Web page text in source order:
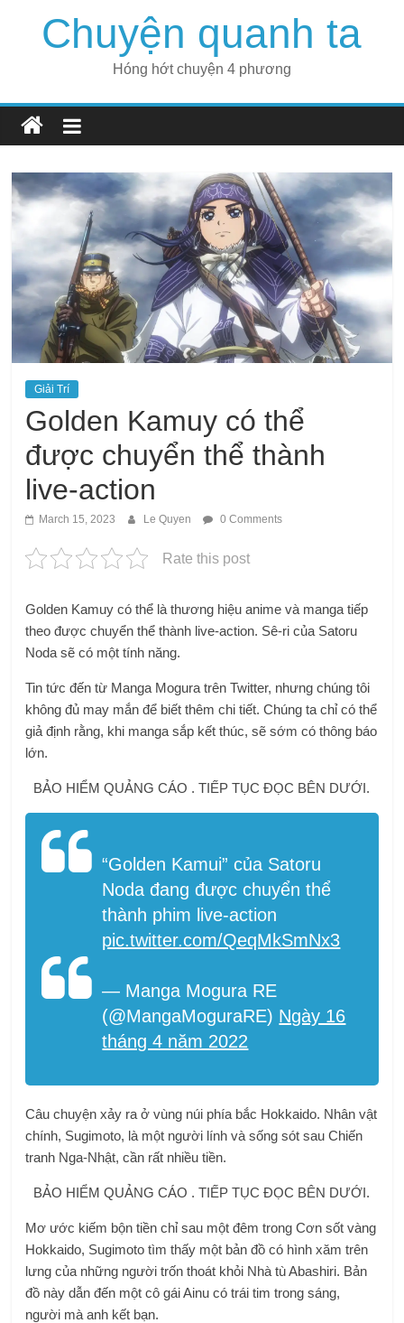
Chuyện quanh ta
Hóng hớt chuyện 4 phương
Giải Trí
Golden Kamuy có thể
được chuyển thể thành
live-action
March 15, 2023 Le Quyen 0 Comments
Rate this post
Golden Kamuy có thể là thương hiệu anime và manga tiếp
theo được chuyển thể thành live-action. Sê-ri của Satoru
Noda sẽ có một tính năng.
Tin tức đến từ Manga Mogura trên Twitter, nhưng chúng tôi
không đủ may mắn để biết thêm chi tiết. Chúng ta chỉ có thể
giả định rằng, khi manga sắp kết thúc, sẽ sớm có thông báo
lớn.
BẢO HIỂM QUẢNG CÁO . TIẾP TỤC ĐỌC BÊN DƯỚI.
“Golden Kamui” của Satoru
Noda đang được chuyển thể
thành phim live-action
pic.twitter.com/QeqMkSmNx3
— Manga Mogura RE
(@MangaMoguraRE) Ngày 16
tháng 4 năm 2022
Câu chuyện xảy ra ở vùng núi phía bắc Hokkaido. Nhân vật
chính, Sugimoto, là một người lính và sống sót sau Chiến
tranh Nga-Nhật, cần rất nhiều tiền.
BẢO HIỂM QUẢNG CÁO . TIẾP TỤC ĐỌC BÊN DƯỚI.
Mơ ước kiếm bộn tiền chỉ sau một đêm trong Cơn sốt vàng
Hokkaido, Sugimoto tìm thấy một bản đồ có hình xăm trên
lưng của những người trốn thoát khỏi Nhà tù Abashiri. Bản
đồ này dẫn đến một cô gái Ainu có trái tim trong sáng,
người mà anh kết bạn.